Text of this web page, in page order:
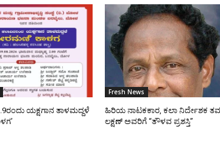
ಯಕ್ಷಗಾನ ತಾಳಮದ್ದಳೆ
Fresh News
ಹಿರಿಯ ನಾಟಕಕಾರ, ಕಲಾ ನಿರ್ದೇಶಕ
ಲಕ್ಷಣ್ ಅವರಿಗೆ “ತೌಳವ ಪ್ರಶಸ್ತಿ”